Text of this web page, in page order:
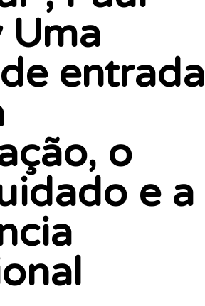
Uma
entrada
o
e a